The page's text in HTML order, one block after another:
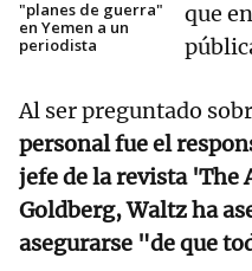
"planes de guerra"
en Yemen a un
periodista
que
Al ser preguntado
personal fue el
jefe de la revista 'The
Goldberg, Waltz ha
asegurarse "de que